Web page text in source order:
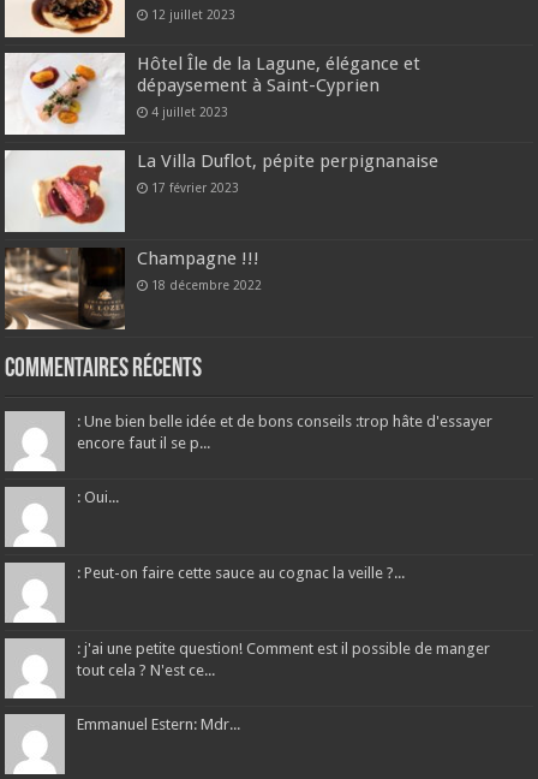
12 juillet 2023
Hôtel Île de la Lagune, élégance et
dépaysement à Saint-Cyprien
4 juillet 2023
La Villa Duflot, pépite perpignanaise
17 février 2023
Champagne !!!
18 décembre 2022
Commentaires récents
: Une bien belle idée et de bons conseils :trop hâte d'essayer
encore faut il se p...
: Oui...
: Peut-on faire cette sauce au cognac la veille ?...
: j'ai une petite question! Comment est il possible de manger
tout cela ? N'est ce...
Emmanuel Estern: Mdr...